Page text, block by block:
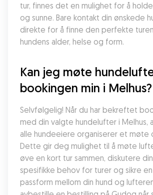
tur, finnes det en mulighet for å
og sunne. Bare kontakt din ønskede
direkte for å finne den perfekte
hundens alder, helse og form.
Kan jeg møte
bookingen min i Melhus?
Selvfølgelig! Når du har bekreftet
med din valgte hundelufter i Melhus,
alle hundeeiere organiserer et møte
Dette gir deg mulighet til å møte
øve en kort tur sammen, diskutere
spesifikke behov for turer og sikre
passform mellom din hund og